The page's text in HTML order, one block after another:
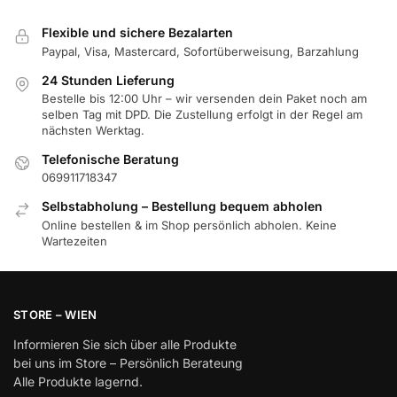
Flexible und sichere Bezalarten
Paypal, Visa, Mastercard, Sofortüberweisung, Barzahlung
24 Stunden Lieferung
Bestelle bis 12:00 Uhr – wir versenden dein Paket noch am
selben Tag mit DPD. Die Zustellung erfolgt in der Regel am
nächsten Werktag.
Telefonische Beratung
069911718347
Selbstabholung – Bestellung bequem abholen
Online bestellen & im Shop persönlich abholen. Keine
Wartezeiten
STORE – WIEN
Informieren Sie sich über alle Produkte
bei uns im Store – Persönlich Berateung
Alle Produkte lagernd.